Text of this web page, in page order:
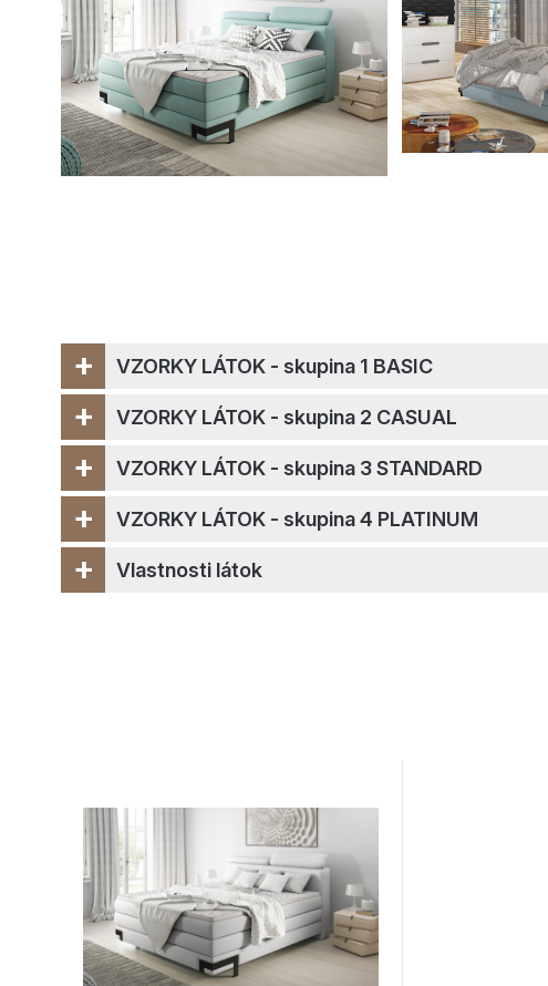
VZORKY LÁTOK - skupina 1 BASIC
+
VZORKY LÁTOK - skupina 2 CASUAL
+
VZORKY LÁTOK - skupina 3 STANDARD
+
VZORKY LÁTOK - skupina 4 PLATINUM
+
Vlastnosti látok
+